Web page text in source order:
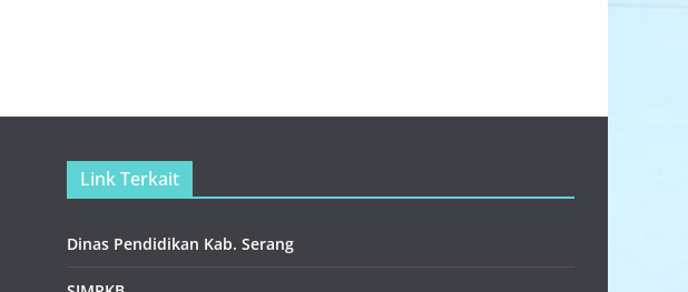
Link Terkait
Dinas Pendidikan Kab. Serang